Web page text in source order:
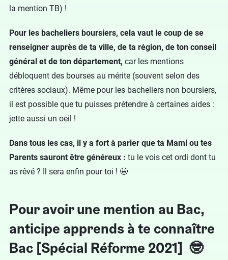
la mention TB) !
Pour les bacheliers boursiers, cela vaut le coup de se
renseigner auprès de ta ville, de ta région, de ton conseil
général et de ton département, car les mentions
débloquent des bourses au mérite (souvent selon des
critères sociaux). Même pour les bacheliers non boursiers,
il est possible que tu puisses prétendre à certaines aides :
jette aussi un oeil !
Dans tous les cas, il y a fort à parier que ta Mami ou tes
Parents sauront être généreux : tu le vois cet ordi dont tu
as rêvé ? Il sera enfin pour toi ! 🤩
Pour avoir une mention au Bac,
anticipe apprends à te connaître
Bac [Spécial Réforme 2021] 🤓